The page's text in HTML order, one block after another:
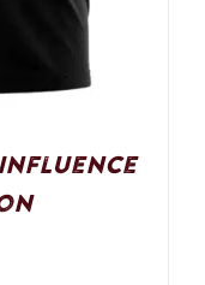
influence